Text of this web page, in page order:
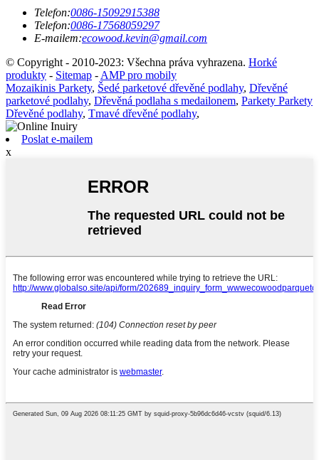
Telefon:0086-15092915388
Telefon:0086-17568059297
E-mailem:ecowood.kevin@gmail.com
© Copyright - 2010-2023: Všechna práva vyhrazena. Horké
produkty - Sitemap - AMP pro mobily
Mozaikinis Parkety, Šedé parketové dřevěné podlahy, Dřevěné
parketové podlahy, Dřevěná podlaha s medailonem, Parkety Parkety
Dřevěné podlahy, Tmavé dřevěné podlahy,
Poslat e-mailem
x